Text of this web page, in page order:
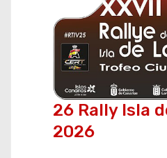
26 Rally Isla
2026